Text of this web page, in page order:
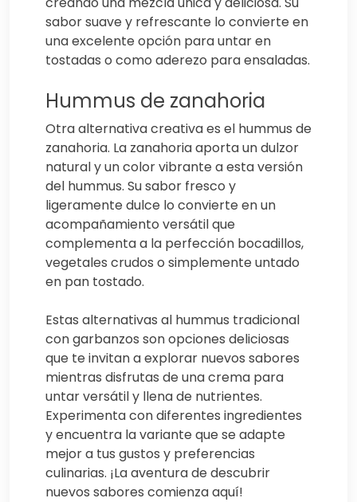
sabor suave y refrescante lo convierte en
una excelente opción para untar en
tostadas o como aderezo para ensaladas.
Hummus de zanahoria
Otra alternativa creativa es el hummus de
zanahoria. La zanahoria aporta un dulzor
natural y un color vibrante a esta versión
del hummus. Su sabor fresco y
ligeramente dulce lo convierte en un
acompañamiento versátil que
complementa a la perfección bocadillos,
vegetales crudos o simplemente untado
en pan tostado.
Estas alternativas al hummus tradicional
con garbanzos son opciones deliciosas
que te invitan a explorar nuevos sabores
mientras disfrutas de una crema para
untar versátil y llena de nutrientes.
Experimenta con diferentes ingredientes
y encuentra la variante que se adapte
mejor a tus gustos y preferencias
culinarias. ¡La aventura de descubrir
nuevos sabores comienza aquí!